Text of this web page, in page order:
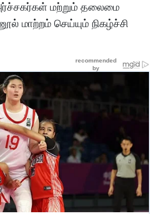
அர்ச்சகர்கள் மற்றும் தலைமை
மாற்றம் செய்யும் நிகழ்ச்சி